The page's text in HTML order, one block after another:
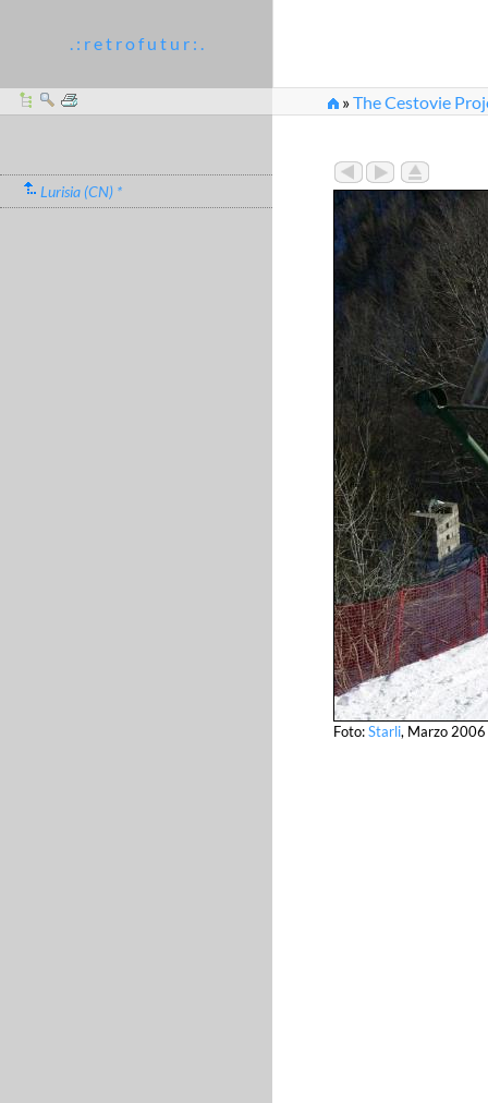
. : r e t r o f u t u r : .
»The Cestovie
Lurisia (CN) *
Foto:Starli, Marzo 2006